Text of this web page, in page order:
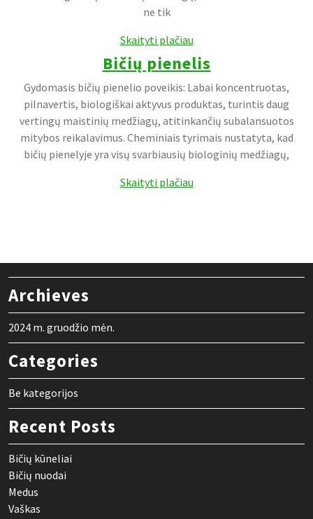
ne tik
Skaityti plačiau
Bičių pienelis
Gydomasis bičių pienelio poveikis: Labai koncentruotas,
pilnavertis, biologiškai aktyvus produktas, turintis daug
vertingų maistinių medžiagų, atitinkančių subalansuotos
mitybos reikalavimus. Cheminiais tyrimais nustatyta, kad
bičių pienelyje yra visų svarbiausių biologinių medžiagų,
Skaityti plačiau
Archieves
2024 m. gruodžio mėn.
Categories
Be kategorijos
Recent Posts
Bičių kūneliai
Bičių nuodai
Medus
Vaškas